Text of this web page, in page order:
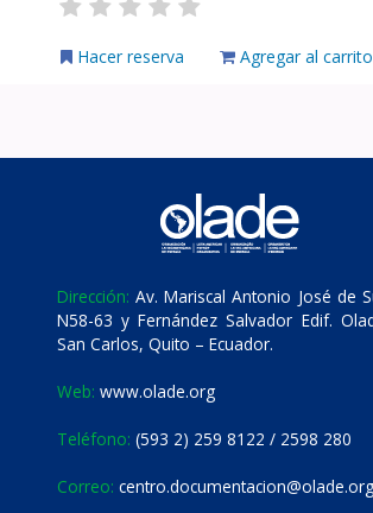
Hacer reserva Agregar al carrito
Dirección: Av. Mariscal Antonio José de
N58-63 y Fernández Salvador Edif.
San Carlos, Quito – Ecuador.
Web: www.olade.org
Teléfono: (593 2) 259 8122 / 2598 280
Correo: centro.documentacion@olade.org